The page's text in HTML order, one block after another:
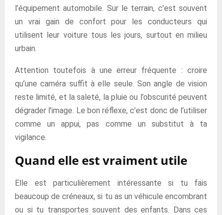
l’équipement automobile. Sur le terrain, c’est souvent
un vrai gain de confort pour les conducteurs qui
utilisent leur voiture tous les jours, surtout en milieu
urbain.
Attention toutefois à une erreur fréquente : croire
qu’une caméra suffit à elle seule. Son angle de vision
reste limité, et la saleté, la pluie ou l’obscurité peuvent
dégrader l’image. Le bon réflexe, c’est donc de l’utiliser
comme un appui, pas comme un substitut à ta
vigilance.
Quand elle est vraiment utile
Elle est particulièrement intéressante si tu fais
beaucoup de créneaux, si tu as un véhicule encombrant
ou si tu transportes souvent des enfants. Dans ces